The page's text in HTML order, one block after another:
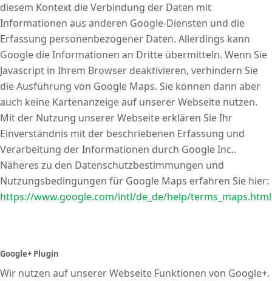
diesem Kontext die Verbindung der Daten mit
Informationen aus anderen Google-Diensten und die
Erfassung personenbezogener Daten. Allerdings kann
Google die Informationen an Dritte übermitteln. Wenn Sie
Javascript in Ihrem Browser deaktivieren, verhindern Sie
die Ausführung von Google Maps. Sie können dann aber
auch keine Kartenanzeige auf unserer Webseite nutzen.
Mit der Nutzung unserer Webseite erklären Sie Ihr
Einverständnis mit der beschriebenen Erfassung und
Verarbeitung der Informationen durch Google Inc..
Näheres zu den Datenschutzbestimmungen und
Nutzungsbedingungen für Google Maps erfahren Sie hier:
https://www.google.com/intl/de_de/help/terms_maps.html
Google+ Plugin
Wir nutzen auf unserer Webseite Funktionen von Google+.